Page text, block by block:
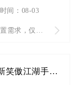
时间：08-03
南极星奇遇在新笑傲江湖手游中重要吗